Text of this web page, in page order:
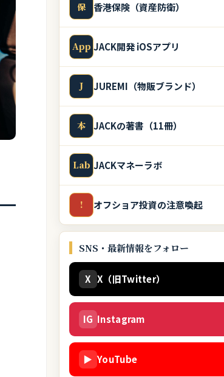
保 香港保険（資産防衛）
App JACK開発 iOSアプリ
J JUREMI（物販ブランド）
本 JACKの著書（11冊）
Lab JACKマネーラボ
! オフショア投資の注意喚起
SNS・最新情報をフォロー
X X（旧Twitter）
IG Instagram
▶ YouTube